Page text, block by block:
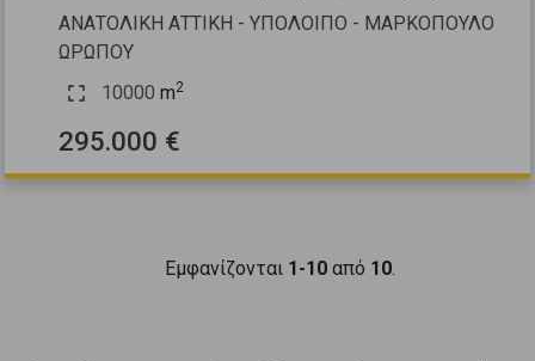
ΑΝΑΤΟΛΙΚΗ ΑΤΤΙΚΗ - ΥΠΟΛΟΙΠΟ - ΜΑΡΚΟΠΟΥΛΟ
ΩΡΩΠΟΥ
10000 m2
295.000 €
Εμφανίζονται 1-10από 10.